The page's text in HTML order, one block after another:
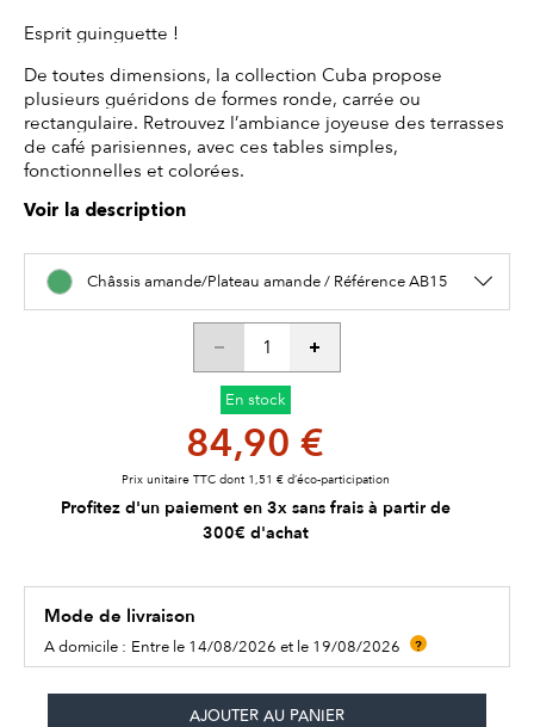
Esprit guinguette !
De toutes dimensions, la collection Cuba propose
plusieurs guéridons de formes ronde, carrée ou
rectangulaire. Retrouvez l’ambiance joyeuse des terrasses
de café parisiennes, avec ces tables simples,
fonctionnelles et colorées.
Voir la description
Châssis amande/Plateau amande / Référence AB15
En stock
84,90 €
Prix unitaire TTC dont 1,51 € d’éco-participation
Profitez d'un paiement en 3x sans frais à partir de
300€ d'achat
Mode de livraison
A domicile : Entre le 14/08/2026 et le 19/08/2026 ?